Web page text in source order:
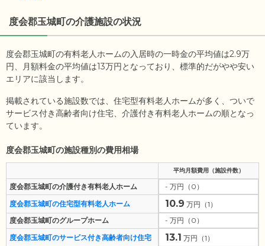
度会郡玉城町の介護施設の状況
度会郡玉城町の有料老人ホームの入居時の一時金の平均値は2.9万
円、月額料金の平均値は13万円となっており、標準的だがやや安い
エリアに該当します。
掲載されている施設数では、住宅型有料老人ホームが多く、ついで
サービス付き高齢者向け住宅、介護付き有料老人ホームの順となっ
ています。
度会郡玉城町の施設種別の費用相場
平均月額費用（施設件数）
度会郡玉城町の介護付き有料老人ホーム
- 万円（0）
度会郡玉城町の住宅型有料老人ホーム
10.9 万円（1）
度会郡玉城町のグループホーム
- 万円（0）
度会郡玉城町のサービス付き高齢者向け住宅
13.1 万円（1）